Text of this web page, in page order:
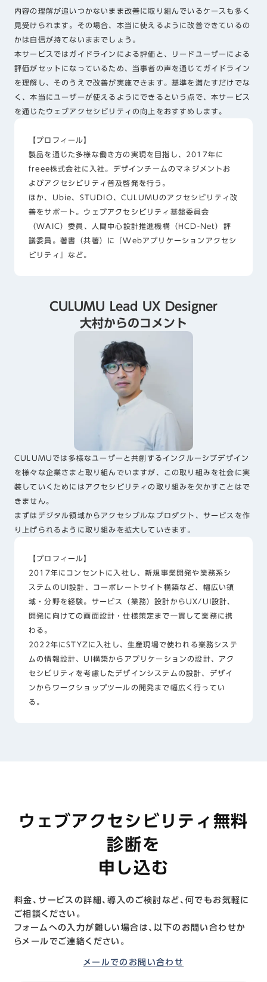
内容の理解が追いつかないまま改善に取り組んでいるケースも多く
見受けられます。その場合、本当に使えるように改善できているの
かは自信が持てないままでしょう。
本サービスではガイドラインによる評価と、リードユーザーによる
評価がセットになっているため、当事者の声を通じてガイドライン
を理解し、そのうえで改善が実施できます。基準を満たすだけでな
く、本当にユーザーが使えるようにできるという点で、本サービス
を通じたウェブアクセシビリティの向上をおすすめします。
【プロフィール】
製品を通じた多様な働き方の実現を目指し、2017年に
freee株式会社に入社。デザインチームのマネジメントお
よびアクセシビリティ普及啓発を行う。
ほか、Ubie、STUDIO、CULUMUのアクセシビリティ改
善をサポート。ウェブアクセシビリティ基盤委員会
（WAIC）委員、人間中心設計推進機構（HCD-Net）評
議委員。著書（共著）に『Webアプリケーションアクセシ
ビリティ』など。
CULUMU Lead UX Designer
大村からのコメント
CULUMUでは多様なユーザーと共創するインクルーシブデザイン
を様々な企業さまと取り組んでいますが、この取り組みを社会に実
装していくためにはアクセシビリティの取り組みを欠かすことはで
きません。
まずはデジタル領域からアクセシブルなプロダクト、サービスを作
り上げられるように取り組みを拡大していきます。
【プロフィール】
2017年にコンセントに入社し、新規事業開発や業務系シ
ステムのUI設計、コーポレートサイト構築など、幅広い領
域・分野を経験。サービス（業務）設計からUX/UI設計、
開発に向けての画面設計・仕様策定まで一貫して業務に携
わる。
2022年にSTYZに入社し、生産現場で使われる業務システ
ムの情報設計、UI構築からアプリケーションの設計、アク
セシビリティを考慮したデザインシステムの設計、デザイ
ンからワークショップツールの開発まで幅広く行ってい
る。
ウェブアクセシビリティ無料
診断を
申し込む
料金、サービスの詳細、導入のご検討など、何でもお気軽に
ご相談ください。
フォームへの入力が難しい場合は、以下のお問い合わせか
らメールでご連絡ください。
メールでのお問い合わせ